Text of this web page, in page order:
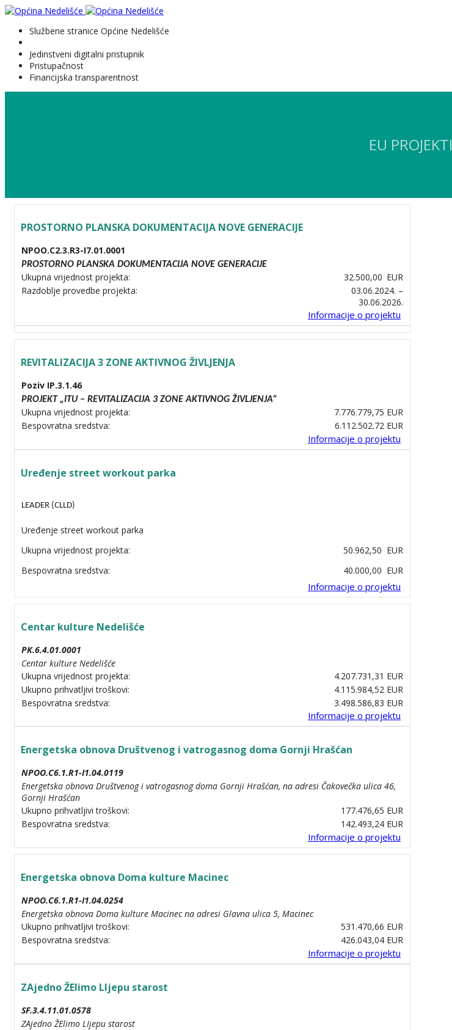
Službene stranice Općine Nedelišće
Jedinstveni digitalni pristupnik
Pristupačnost
Financijska transparentnost
EU PROJEKTI
PROSTORNO PLANSKA DOKUMENTACIJA NOVE GENERACIJE
NPOO.C2.3.R3-I7.01.0001
PROSTORNO PLANSKA DOKUMENTACIJA NOVE GENERACIJE
Ukupna vrijednost projekta: 32.500,00 EUR
Razdoblje provedbe projekta:
03.06.2024. –
30.06.2026.
Informacije o projektu
REVITALIZACIJA 3 ZONE AKTIVNOG ŽIVLJENJA
Poziv IP.3.1.46
PROJEKT „ITU – REVITALIZACIJA 3 ZONE AKTIVNOG ŽIVLJENJA“
Ukupna vrijednost projekta:
7.776.779,75 EUR
Bespovratna sredstva:
6.112.502.72 EUR
Informacije o projektu
Uređenje street workout parka
LEADER (CLLD)
Uređenje street workout parka
Ukupna vrijednost projekta:
50.962,50 EUR
Bespovratna sredstva:
40.000,00 EUR
Informacije o projektu
Centar kulture Nedelišće
PK.6.4.01.0001
Centar kulture Nedelišće
Ukupna vrijednost projekta:
4.207.731,31 EUR
Ukupno prihvatljivi troškovi:
4.115.984,52 EUR
Bespovratna sredstva:
3.498.586,83 EUR
Informacije o projektu
Energetska obnova Društvenog i vatrogasnog doma Gornji Hrašćan
NPOO.C6.1.R1-I1.04.0119
Energetska obnova Društvenog i vatrogasnog doma Gornji Hrašćan, na adresi Čakovečka ulica 46,
Gornji Hrašćan
Ukupno prihvatljivi troškovi:
177.476,65 EUR
Bespovratna sredstva:
142.493,24 EUR
Informacije o projektu
Energetska obnova Doma kulture Macinec
NPOO.C6.1.R1-I1.04.0254
Energetska obnova Doma kulture Macinec na adresi Glavna ulica 5, Macinec
Ukupno prihvatljivi troškovi:
531.470,66 EUR
Bespovratna sredstva:
426.043,04 EUR
Informacije o projektu
ZAjedno ŽElimo LIjepu starost
SF.3.4.11.01.0578
ZAjedno ŽElimo LIjepu starost